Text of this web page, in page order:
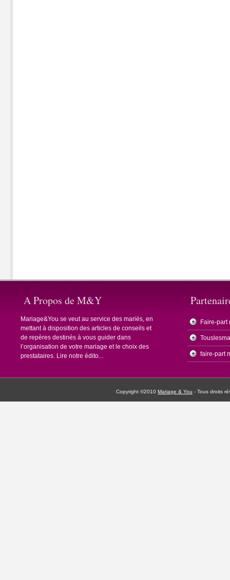
A Propos de M&Y
Mariage&You se veut au service des mariés, en
mettant à disposition des articles de conseils et
de repères destinés à vous guider dans
l’organisation de votre mariage et le choix des
prestataires. Lire notre édito...
Faire-part
faire-part
Copyright ©2010 Mariage & You - Tous droits